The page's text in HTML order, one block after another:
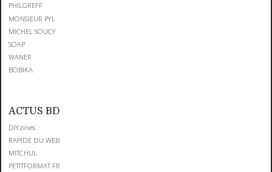
PHILGREFF
MONSIEUR PYL
MICHEL SOUCY
SOAP
WANER
BOBIKA
ACTUS BD
DIYzines
RAPIDE DU WEB
MITCHUL
PETITFORMAT.FR